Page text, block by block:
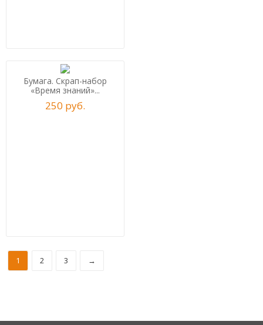
Бумага. Скрап-набор
«Время знаний»...
250 руб.
1 2 3 →